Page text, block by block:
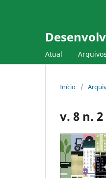
Atual Arquivos
Início /
v. 8 n. 2